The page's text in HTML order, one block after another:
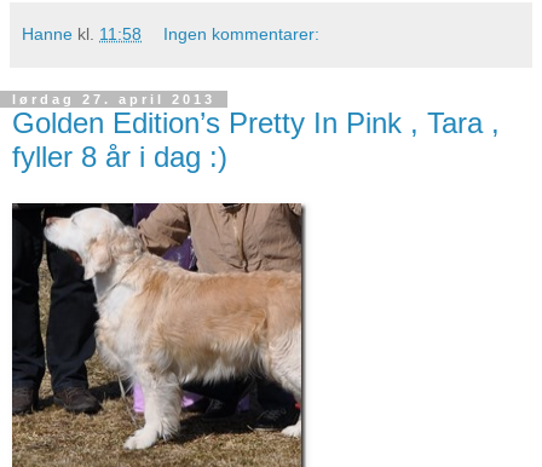
Hanne kl. 11:58 Ingen kommentarer:
lørdag 27. april 2013
Golden Edition’s Pretty In Pink , Tara ,
fyller 8 år i dag :)